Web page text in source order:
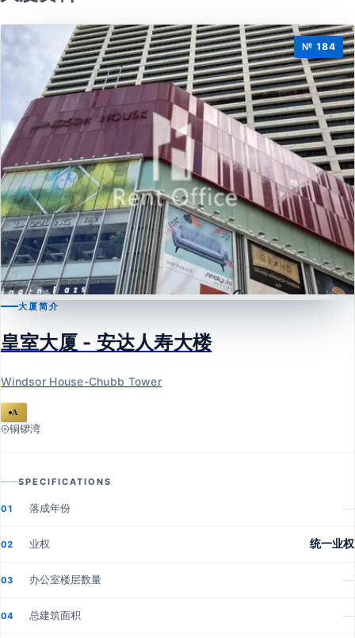
№ 184
皇室大厦 - 安达人寿大楼
Windsor House-Chubb Tower
大厦简介
皇室大厦 - 安达人寿大楼
Windsor House-Chubb Tower
A
铜锣湾
SPECIFICATIONS
01 落成年份 —
02 业权 统一业权
03 办公室楼层数量 —
04 总建筑面积 —